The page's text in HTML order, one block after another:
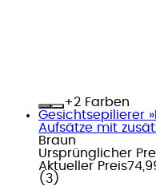
+
Farben
Gesichtsepilierer
Aufsätze mit
Braun
Ursprünglicher
Aktueller Preis
( 3 )